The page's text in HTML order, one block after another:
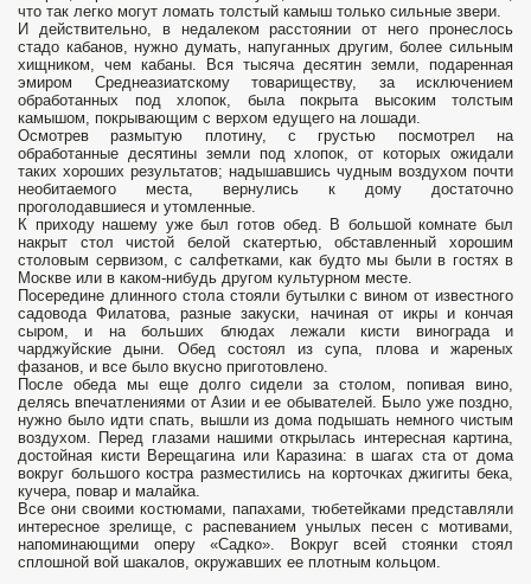
что так легко могут ломать толстый камыш только сильные звери.
И действительно, в недалеком расстоянии от него пронеслось
стадо кабанов, нужно думать, напуганных другим, более сильным
хищником, чем кабаны. Вся тысяча десятин земли, подаренная
эмиром Среднеазиатскому товариществу, за исключением
обработанных под хлопок, была покрыта высоким толстым
камышом, покрывающим с верхом едущего на лошади.
Осмотрев размытую плотину, с грустью посмотрел на
обработанные десятины земли под хлопок, от которых ожидали
таких хороших результатов; надышавшись чудным воздухом почти
необитаемого места, вернулись к дому достаточно
проголодавшиеся и утомленные.
К приходу нашему уже был готов обед. В большой комнате был
накрыт стол чистой белой скатертью, обставленный хорошим
столовым сервизом, с салфетками, как будто мы были в гостях в
Москве или в каком-нибудь другом культурном месте.
Посередине длинного стола стояли бутылки с вином от известного
садовода Филатова, разные закуски, начиная от икры и кончая
сыром, и на больших блюдах лежали кисти винограда и
чарджуйские дыни. Обед состоял из супа, плова и жареных
фазанов, и все было вкусно приготовлено.
После обеда мы еще долго сидели за столом, попивая вино,
делясь впечатлениями от Азии и ее обывателей. Было уже поздно,
нужно было идти спать, вышли из дома подышать немного чистым
воздухом. Перед глазами нашими открылась интересная картина,
достойная кисти Верещагина или Каразина: в шагах ста от дома
вокруг большого костра разместились на корточках джигиты бека,
кучера, повар и малайка.
Все они своими костюмами, папахами, тюбетейками представляли
интересное зрелище, с распеванием унылых песен с мотивами,
напоминающими оперу «Садко». Вокруг всей стоянки стоял
сплошной вой шакалов, окружавших ее плотным кольцом.